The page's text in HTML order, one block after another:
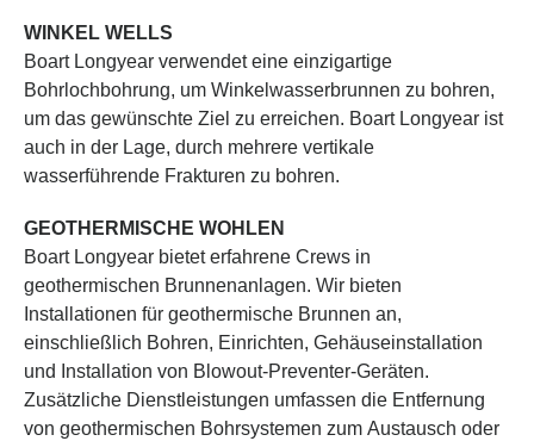
WINKEL WELLS
Boart Longyear verwendet eine einzigartige
Bohrlochbohrung, um Winkelwasserbrunnen zu bohren,
um das gewünschte Ziel zu erreichen. Boart Longyear ist
auch in der Lage, durch mehrere vertikale
wasserführende Frakturen zu bohren.
GEOTHERMISCHE WOHLEN
Boart Longyear bietet erfahrene Crews in
geothermischen Brunnenanlagen. Wir bieten
Installationen für geothermische Brunnen an,
einschließlich Bohren, Einrichten, Gehäuseinstallation
und Installation von Blowout-Preventer-Geräten.
Zusätzliche Dienstleistungen umfassen die Entfernung
von geothermischen Bohrsystemen zum Austausch oder